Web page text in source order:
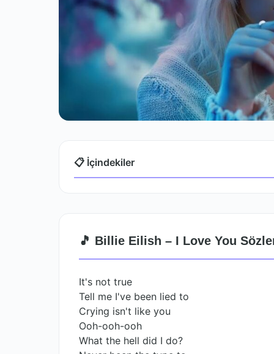
📋 İçindekiler
🎵 Billie Eilish – I Love You
It's not true
Tell me I've been lied to
Crying isn't like you
Ooh-ooh-ooh
What the hell did I do?